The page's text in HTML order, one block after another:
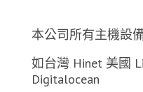
本公司所有主機設
如台灣 Hinet 美國
Digitalocean